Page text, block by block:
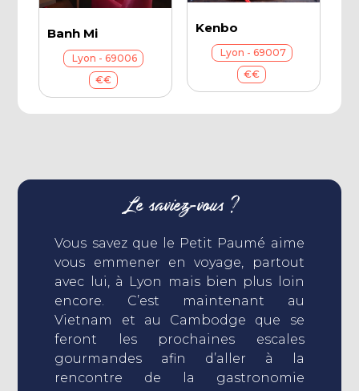
Banh Mi
Lyon - 69006
€€
Kenbo
Lyon - 69007
€€
Le saviez-vous ?
Vous savez que le Petit Paumé aime
vous emmener en voyage, partout
avec lui, à Lyon mais bien plus loin
encore. C’est maintenant au
Vietnam et au Cambodge que se
feront les prochaines escales
gourmandes afin d’aller à la
rencontre de la gastronomie